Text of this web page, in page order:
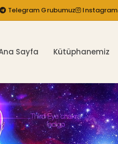
Telegram Grubumuz Instagram
Sayfa Kütüphanemiz